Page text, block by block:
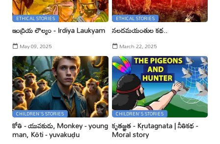
ETHICAL STORIES
ఇంద్రియ లౌల్యం - Irdiya Laukyam
May 09, 2025
ETHICAL STORIES
నలదమయంతుల కథ..
March 22, 2025
CHILDREN'S STORIES
కోతి - యువకుడు, Monkey - young
man, Kōti - yuvakuḍu
CHILDREN'S STORIES
కృతజ్ఞత - Kr̥utagnata | నీతికథ -
Moral story